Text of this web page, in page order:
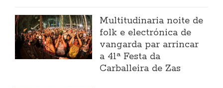
Multitudinaria noite de
folk e electrónica de
vangarda par arrincar
a 41ª Festa da
Carballeira de Zas